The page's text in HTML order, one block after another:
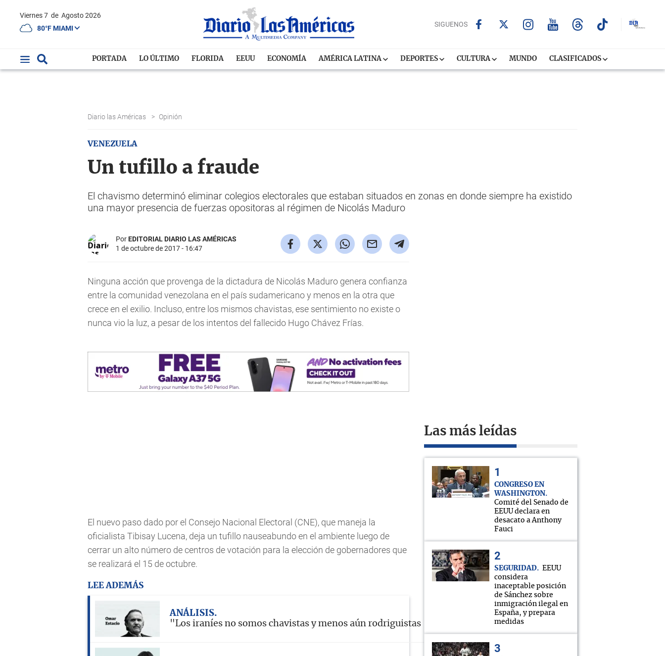
Viernes 7 de Agosto 2026
80°F MIAMI
SIGUENOS
PORTADA LO ÚLTIMO FLORIDA EEUU ECONOMÍA AMÉRICA LATINA DEPORTES CULTURA MUNDO CLASIFICADOS
Diario las Américas > Opinión
VENEZUELA
Un tufillo a fraude
El chavismo determinó eliminar colegios electorales que estaban situados en zonas en donde siempre ha existido
una mayor presencia de fuerzas opositoras al régimen de Nicolás Maduro
PorEDITORIAL DIARIO LAS AMÉRICAS
1 de octubre de 2017 - 16:47
Ninguna acción que provenga de la dictadura de Nicolás Maduro genera confianza
entre la comunidad venezolana en el país sudamericano y menos en la otra que
crece en el exilio. Incluso, entre los mismos chavistas, ese sentimiento no existe o
nunca vio la luz, a pesar de los intentos del fallecido Hugo Chávez Frías.
El nuevo paso dado por el Consejo Nacional Electoral (CNE), que maneja la
oficialista Tibisay Lucena, deja un tufillo nauseabundo en el ambiente luego de
cerrar un alto número de centros de votación para la elección de gobernadores que
se realizará el 15 de octubre.
LEE ADEMÁS
ANÁLISIS
"Los iraníes no somos chavistas y menos aún rodriguistas ¡Que Alá nos proteja!"
Las más leídas
CONGRESO EN
WASHINGTON
Comité del Senado de
EEUU declara en
desacato a Anthony
Fauci
SEGURIDAD
EEUU
considera
inaceptable posición
de Sánchez sobre
inmigración ilegal en
España, y prepara
medidas